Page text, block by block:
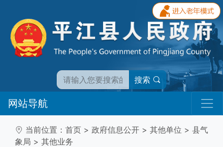
搜索
网站导航
当前位置： 首页 > 政府信息公开 > 其他单位 > 县气
象局 > 其他业务